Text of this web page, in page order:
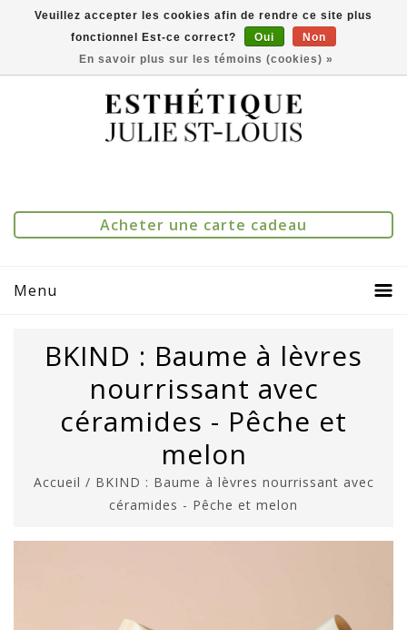
Comparer(0)
Acheter une carte cadeau
Menu
BKIND : Baume à lèvres
nourrissant avec
céramides - Pêche et
melon
Accueil / BKIND : Baume à lèvres nourrissant avec
céramides - Pêche et melon
Veuillez accepter les cookies afin de rendre ce site plus
fonctionnel Est-ce correct?
Oui
Non
En savoir plus sur les témoins (cookies) »